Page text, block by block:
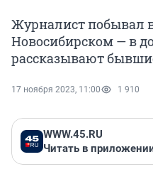
Журналист побывал
Новосибирском — в
рассказывают
17 ноября 2023, 11:00 1 910
WWW.45.RU
Читать в